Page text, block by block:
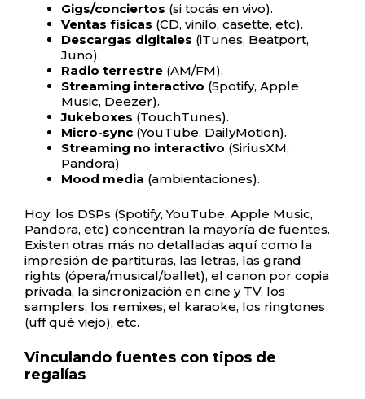
Gigs/conciertos (si tocás en vivo).
Ventas físicas (CD, vinilo, casette, etc).
Descargas digitales (iTunes, Beatport,
Juno).
Radio terrestre (AM/FM).
Streaming interactivo (Spotify, Apple
Music, Deezer).
Jukeboxes (TouchTunes).
Micro-sync (YouTube, DailyMotion).
Streaming no interactivo (SiriusXM,
Pandora)
Mood media (ambientaciones).
Hoy, los DSPs (Spotify, YouTube, Apple Music,
Pandora, etc) concentran la mayoría de fuentes.
Existen otras más no detalladas aquí como la
impresión de partituras, las letras, las grand
rights (ópera/musical/ballet), el canon por copia
privada, la sincronización en cine y TV, los
samplers, los remixes, el karaoke, los ringtones
(uff qué viejo), etc.
Vinculando fuentes con tipos de
regalías